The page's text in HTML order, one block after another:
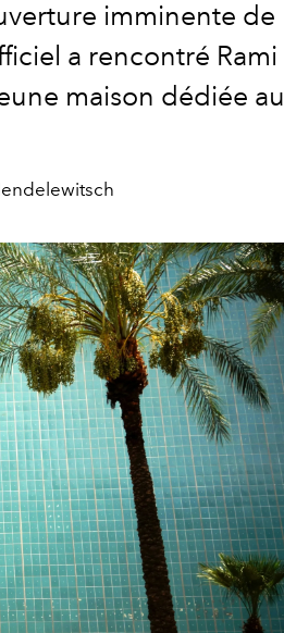
imminente de
a rencontré Rami
maison dédiée au